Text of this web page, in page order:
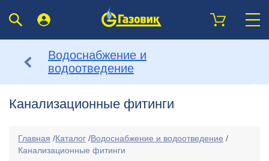
Водоснабжение и
водоотведение
Канализационные фитинги
Главная /Каталог /Водоснабжение и водоотведение /
Канализационные фитинги